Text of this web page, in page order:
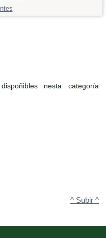
nesta categoría
^ Subir ^